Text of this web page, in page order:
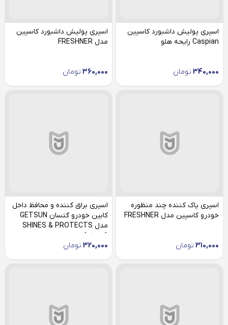
اسپری پولیش داشبورد کاسپین
Caspian رایحه هلو
340,000 تومان
اسپری پولیش داشبورد کاسپین
مدل FRESHNER
360,000 تومان
اسپری پاک کننده چند منظوره
خودرو کاسپین مدل FRESHNER
310,000 تومان
اسپری براق کننده و محافظ داخل
کابین خودرو گتسان GETSUN
مدل SHINES & PROTECTS
(کوچک)
320,000 تومان